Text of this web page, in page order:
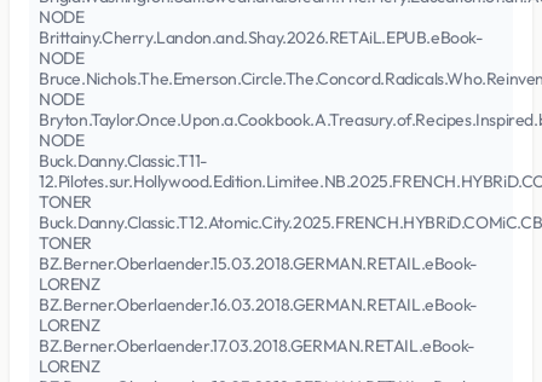
NODE
Brittainy.Cherry.Landon.and.Shay.2026.RETAiL.EPUB.eBook-
NODE
NODE
NODE
Buck.Danny.Classic.T11-
TONER
TONER
BZ.Berner.Oberlaender.15.03.2018.GERMAN.RETAIL.eBook-
LORENZ
BZ.Berner.Oberlaender.16.03.2018.GERMAN.RETAIL.eBook-
LORENZ
BZ.Berner.Oberlaender.17.03.2018.GERMAN.RETAIL.eBook-
LORENZ